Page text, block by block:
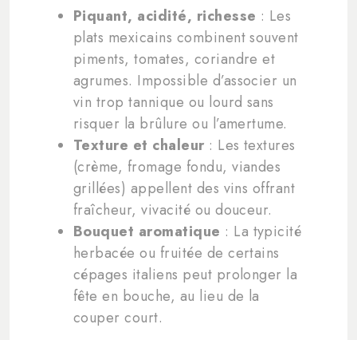
Piquant, acidité, richesse : Les
plats mexicains combinent souvent
piments, tomates, coriandre et
agrumes. Impossible d’associer un
vin trop tannique ou lourd sans
risquer la brûlure ou l’amertume.
Texture et chaleur : Les textures
(crème, fromage fondu, viandes
grillées) appellent des vins offrant
fraîcheur, vivacité ou douceur.
Bouquet aromatique : La typicité
herbacée ou fruitée de certains
cépages italiens peut prolonger la
fête en bouche, au lieu de la
couper court.